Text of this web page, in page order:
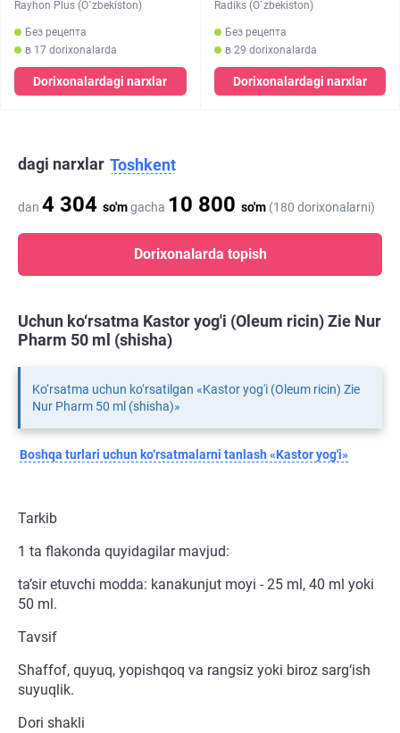
Rayhon Plus (O`zbekiston)
Без рецепта
в 17 dorixonalarda
Dorixonalardagi narxlar
Radiks (O`zbekiston)
Без рецепта
в 29 dorixonalarda
Dorixonalardagi narxlar
dagi narxlar Toshkent
dan 4 304 so'mgacha 10 800 so'm (180 dorixonalarni)
Dorixonalarda topish
Uchun ko‘rsatma Kastor yog'i (Oleum ricin) Zie Nur
Pharm 50 ml (shisha)
Ko‘rsatma uchun ko‘rsatilgan «Kastor yog'i (Oleum ricin) Zie
Nur Pharm 50 ml (shisha)»
Boshqa turlari uchun ko‘rsatmalarni tanlash «Kastor yog'i»
Tarkib
1 ta flakonda quyidagilar mavjud:
ta’sir etuvchi modda: kanakunjut moyi - 25 ml, 40 ml yoki
50 ml.
Tavsif
Shaffof, quyuq, yopishqoq va rangsiz yoki biroz sarg‘ish
suyuqlik.
Dori shakli